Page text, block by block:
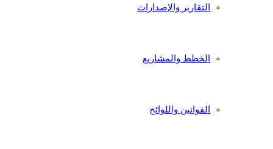
التقارير والإصدارات
الخطط والمشاريع
القوانين واللوائح